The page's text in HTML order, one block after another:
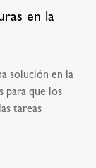
en la
solución en la
para que los
tareas